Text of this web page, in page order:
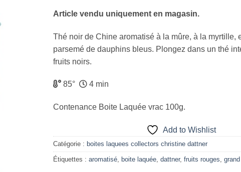
Article vendu uniquement en magasin.
Thé noir de Chine aromatisé à la mûre, à la myrtille,
parsemé de dauphins bleus. Plongez dans un thé
fruits noirs.
85° 4 min
Contenance Boite Laquée vrac 100g.
Add to Wishlist
Catégorie : boites laquees collectors christine dattner
Étiquettes : aromatisé boite laquée dattner, fruits rouges